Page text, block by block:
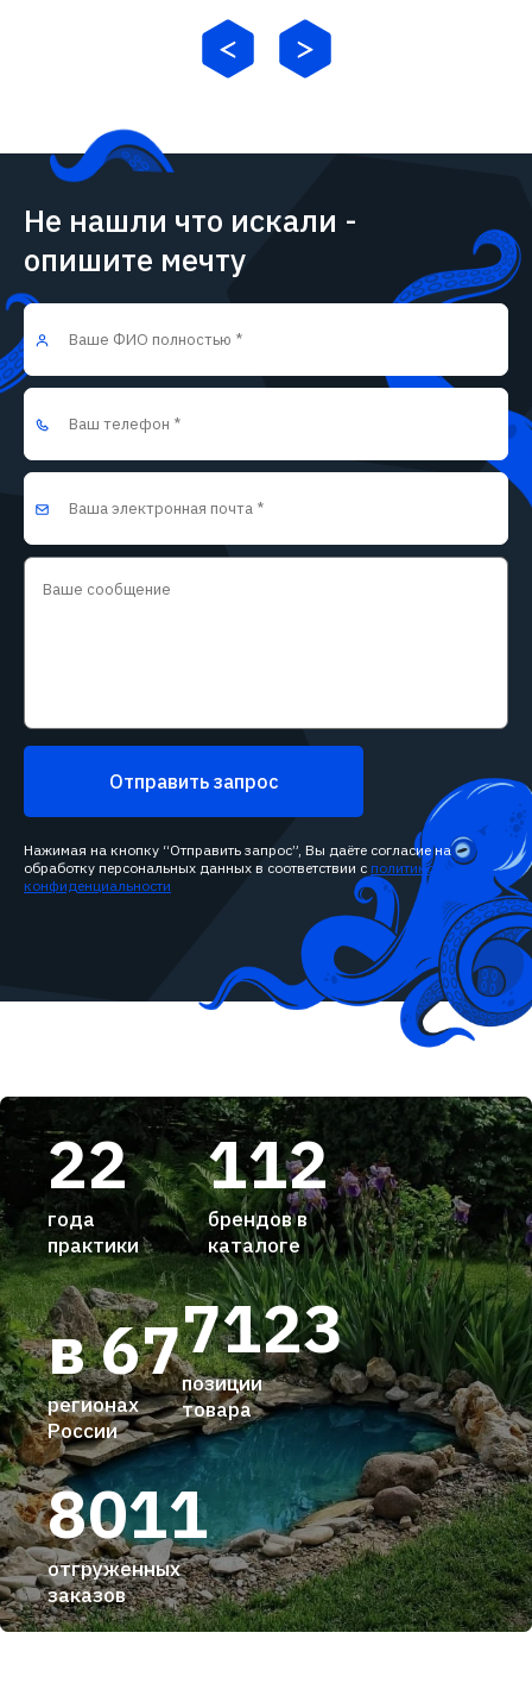
Не нашли что искали -
опишите мечту
Отправить запрос
Нажимая на кнопку “Отправить запрос”, Вы даёте согласие на
обработку персональных данных в соответствии с политикой
конфиденциальности
22
года
практики
112
брендов в
каталоге
7123
позиции
товара
8011
отгруженных
заказов
в 67
регионах
России